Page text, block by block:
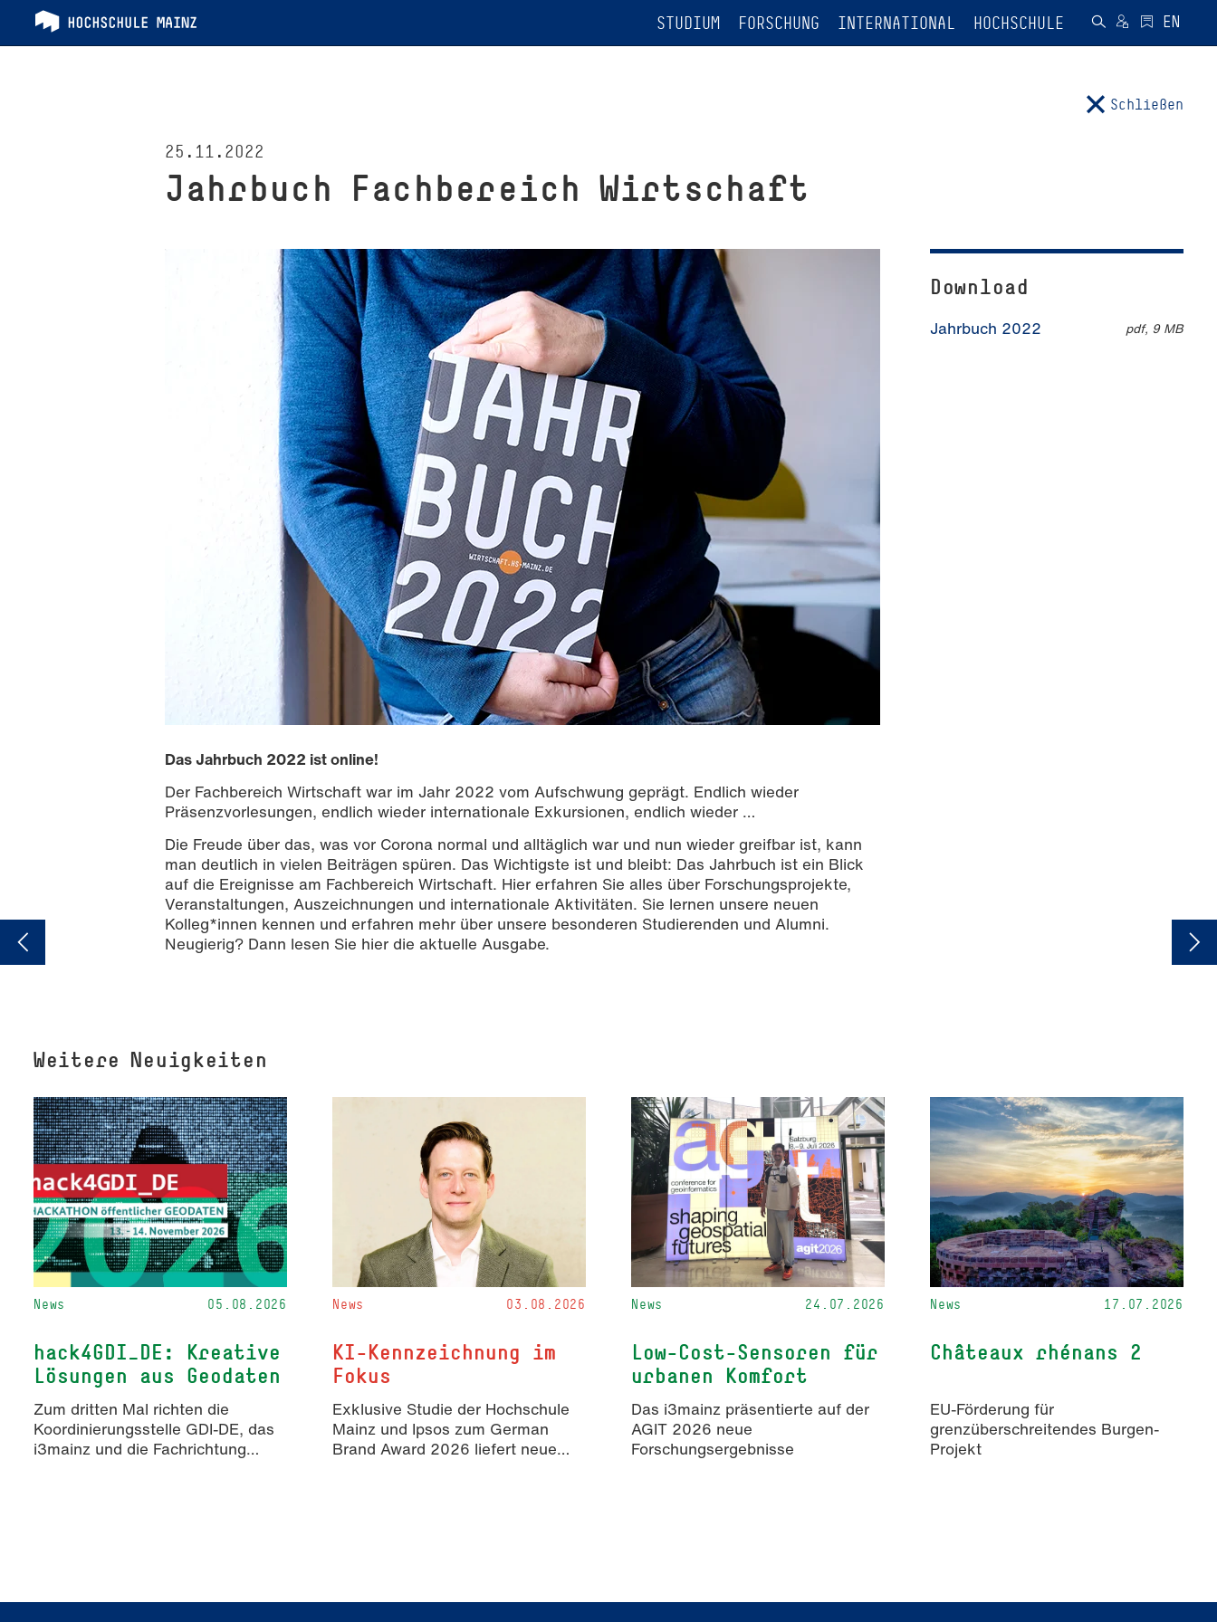
STUDIUM FORSCHUNG INTERNATIONAL HOCHSCHULE
Schließen
25.11.2022
Jahrbuch Fach­be­reich Wirtschaft
Das Jahrbuch 2022 ist online!
Der Fachbereich Wirtschaft war im Jahr 2022 vom Aufschwung geprägt. Endlich wieder
Präsenzvorlesungen, endlich wieder internationale Exkursionen, endlich wieder …
Die Freude über das, was vor Corona normal und alltäglich war und nun wieder greifbar ist, kann
man deutlich in vielen Beiträgen spüren. Das Wichtigste ist und bleibt: Das Jahrbuch ist ein Blick
auf die Ereignisse am Fachbereich Wirtschaft. Hier erfahren Sie alles über Forschungsprojekte,
Veranstaltungen, Auszeichnungen und internationale Aktivitäten. Sie lernen unsere neuen
Kolleg*innen kennen und erfahren mehr über unsere besonderen Studierenden und Alumni.
Neugierig? Dann lesen Sie hier die aktuelle Ausgabe.
Download
Jahrbuch 2022 pdf, 9 MB
Weitere Neuigkeiten
News 05.08.2026
hack4GDI_DE: Kreative
Lösungen aus Geodaten
Zum dritten Mal richten die
Koordinierungsstelle GDI-DE, das
i3mainz und die Fachrichtung
News 03.08.2026
KI-Kennzeichnung im
Fokus
Exklusive Studie der Hochschule
Mainz und Ipsos zum German
Brand Award 2026 liefert neue
News 24.07.2026
Low-Cost-Sensoren für
urbanen Komfort
Das i3mainz präsentierte auf der
AGIT 2026 neue
Forschungsergebnisse
News 17.07.2026
Châteaux rhénans 2
EU-Förderung für
grenzüberschreitendes Burgen-
Projekt